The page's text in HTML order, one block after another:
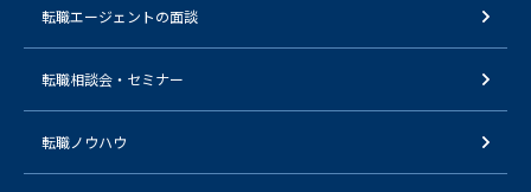
転職エージェントの面談
転職相談会・セミナー
転職ノウハウ